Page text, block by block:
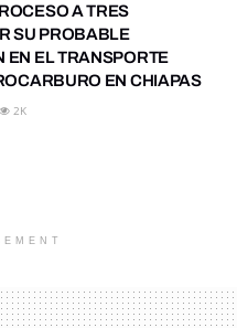
A TRES
SU PROBABLE
EN EL TRANSPORTE
EN CHIAPAS
2K